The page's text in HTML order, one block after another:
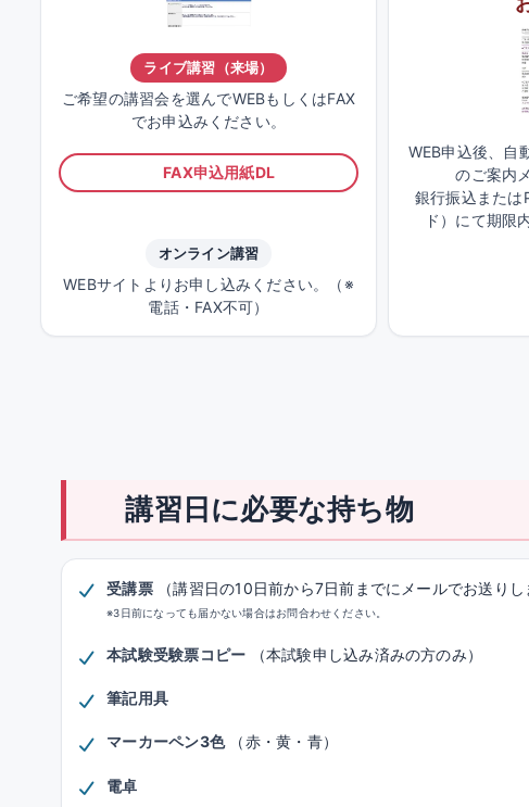
ライブ講習（来場）
ご希望の講習会を選んでWEBもしくはFAX
でお申込みください。
FAX申込用紙DL
オンライン講習
WEBサイトよりお申し込みください。（※
電話・FAX不可）
WEB申込後、自
のご案内
銀行振込または
ド）にて期限
講習日に必要な持ち物
受講票 （講習日の10日前から7日前までにメールでお送りし
※3日前になっても届かない場合はお問合わせください。
本試験受験票コピー （本試験申し込み済みの方のみ）
筆記用具
マーカーペン3色 （赤・黄・青）
電卓